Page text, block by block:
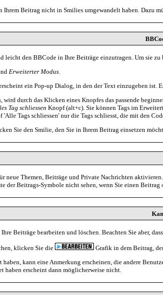
Beitrag nicht in Smilies umgewandelt haben. Dazu
leicht den BBCode in Ihre Beiträge einzutragen. Um sie
Erweiterter Modus.
ein Pop-up Dialog, in den der Text einzugeben ist.
wird durch das Klicken eines Knopfes das passende
Tag schliessen Knopf (alt+c). Sie können Tags im
'Alle Tags schliessen' nur die Tags schliesst, die mit den
Sie den Smilie, den Sie in Ihrem Beitrag einsetzen
neue Themen, Beiträge und Private Nachrichten
der Beitrags-Symbole nicht sehen, wenn Sie einen
Beiträge bearbeiten und löschen. Beachten Sie aber,
klicken Sie die
Grafik in dem Beitrag,
kann eine Anmerkung erscheinen, die andere
haben erscheint dann möglicherweise nicht.